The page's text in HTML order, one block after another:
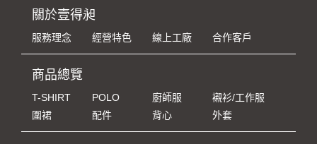
關於壹得昶
服務理念 經營特色 線上工廠 合作客戶
商品總覽
T-SHIRT POLO 廚師服
襯衫/工作服
圍裙
配件 背心 外套